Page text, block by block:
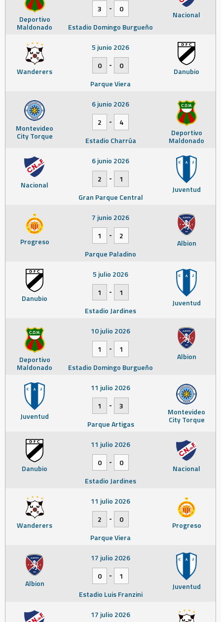
Deportivo
Maldonado
Nacional
3
-
0
Estadio Domingo Burgueño
Wanderers Danubio
5 junio 2026
0
-
0
Parque Viera
Montevideo
City Torque Deportivo
Maldonado
6 junio 2026
2
-
4
Estadio Charrúa
Nacional Juventud
6 junio 2026
2
-
1
Gran Parque Central
Progreso Albion
7 junio 2026
1
-
2
Parque Paladino
Danubio Juventud
5 julio 2026
1
-
1
Estadio Jardines
Deportivo
Maldonado
Albion
10 julio 2026
1
-
1
Estadio Domingo Burgueño
Juventud Montevideo
City Torque
11 julio 2026
1
-
3
Parque Artigas
Danubio Nacional
11 julio 2026
0
-
0
Estadio Jardines
Wanderers Progreso
11 julio 2026
2
-
0
Parque Viera
Albion Juventud
17 julio 2026
0
-
1
Estadio Luis Franzini
17 julio 2026